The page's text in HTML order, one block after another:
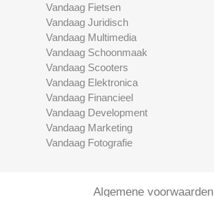
Vandaag Fietsen
Vandaag Juridisch
Vandaag Multimedia
Vandaag Schoonmaak
Vandaag Scooters
Vandaag Elektronica
Vandaag Financieel
Vandaag Development
Vandaag Marketing
Vandaag Fotografie
Algemene voorwaarden